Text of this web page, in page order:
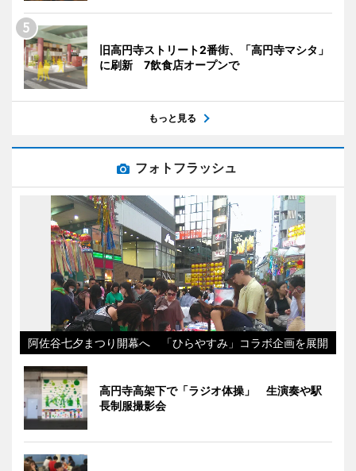
旧高円寺ストリート2番街、「高円寺マシタ」
に刷新 7飲食店オープンで
もっと見る
フォトフラッシュ
阿佐谷七夕まつり開幕へ 「ひらやすみ」コラボ企画を展開
高円寺高架下で「ラジオ体操」 生演奏や駅
長制服撮影会